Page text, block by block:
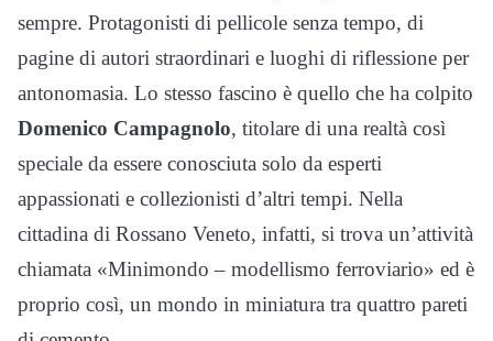
sempre. Protagonisti di pellicole senza tempo, di
pagine di autori straordinari e luoghi di riflessione per
antonomasia. Lo stesso fascino è quello che ha colpito
Domenico Campagnolo, titolare di una realtà così
speciale da essere conosciuta solo da esperti
appassionati e collezionisti d’altri tempi. Nella
cittadina di Rossano Veneto, infatti, si trova un’attività
chiamata «Minimondo – modellismo ferroviario» ed è
proprio così, un mondo in miniatura tra quattro pareti